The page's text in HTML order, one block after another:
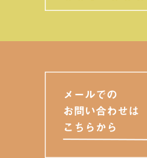
メールでの
お問い合わせは
こちらから